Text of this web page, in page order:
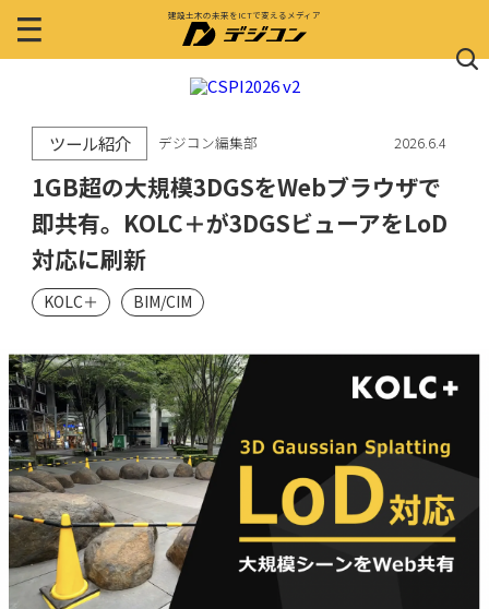
建設土木の未来をICTで変えるメディア
ツール紹介 デジコン編集部 2026.6.4
1GB超の大規模3DGSをWebブラウザで
即共有。KOLC＋が3DGSビューアをLoD
対応に刷新
KOLC＋ BIM/CIM